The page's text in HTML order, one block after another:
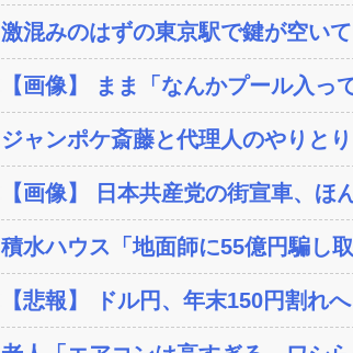
激混みのはずの東京駅で鍵が空い
【画像】 まま「なんかプール入っ
ジャンポケ斎藤と代理人のやりと
【画像】 日本共産党の街宣車、ほ
積水ハウス「地面師に55億円騙
【悲報】 ドル円、年末150円割れ